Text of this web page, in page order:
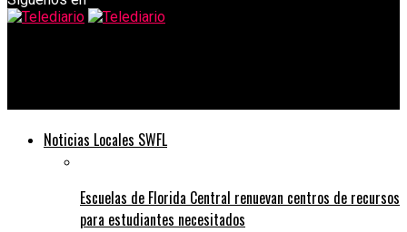
Noticias Locales SWFL
Escuelas de Florida Central renuevan centros de recursos
para estudiantes necesitados